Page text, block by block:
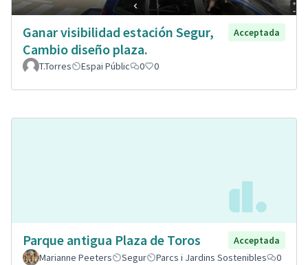
Ganar visibilidad estación Segur,
Cambio diseño plaza.
Acceptada
T.Torres Espai Públic 0 0
Parque antigua Plaza de Toros
Acceptada
Marianne Peeters
Segur Parcs i Jardins Sostenibles
0